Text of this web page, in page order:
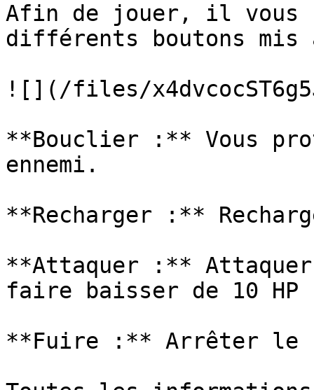
Afin de jouer, il
différents boutons
![](/files/
**Bouclier :** Vous
ennemi.
**Recharger :**
**Attaquer :**
faire baisser de 10
**Fuire :** Arrêter le